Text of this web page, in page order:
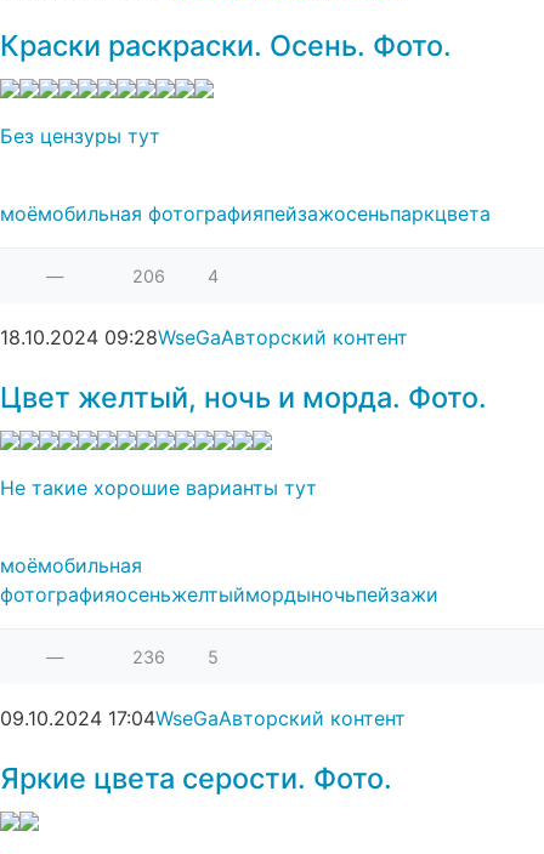
Краски раскраски. Осень. Фото.
Без цензуры тут
моёмобильная фотографияпейзажосеньпаркцвета
— 206 4
18.10.2024 09:28WseGaАвторский контент
Цвет желтый, ночь и морда. Фото.
Не такие хорошие варианты тут
моёмобильная
фотографияосеньжелтыймордыночьпейзажи
— 236 5
09.10.2024 17:04WseGaАвторский контент
Яркие цвета серости. Фото.